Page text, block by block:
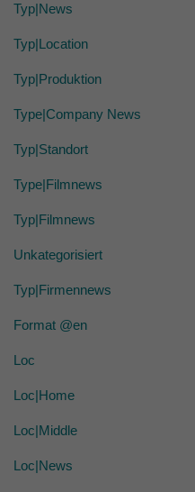
Typ|News
Typ|Location
Typ|Produktion
Type|Company News
Typ|Standort
Type|Filmnews
Typ|Filmnews
Unkategorisiert
Typ|Firmennews
Format @en
Loc
Loc|Home
Loc|Middle
Loc|News